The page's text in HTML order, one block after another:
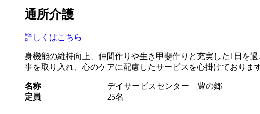
通所介護
詳しくはこちら
身機能の維持向上、仲間作りや生き甲斐作りと充実した1日を
事を取り入れ、心のケアに配慮したサービスを心掛けております
名称
デイサービスセンター 豊の郷
定員
25名